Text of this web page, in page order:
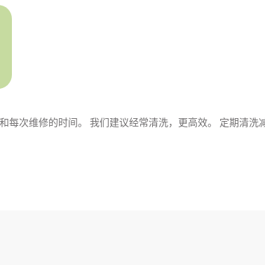
每次维修的时间。 我们建议经常清洗，更高效。 定期清洗